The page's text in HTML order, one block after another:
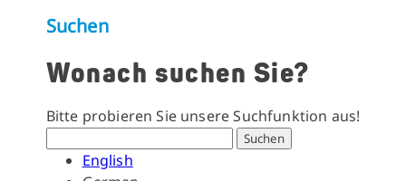
Suchen
Wonach suchen Sie?
Bitte probieren Sie unsere Suchfunktion aus!
Suchen
English